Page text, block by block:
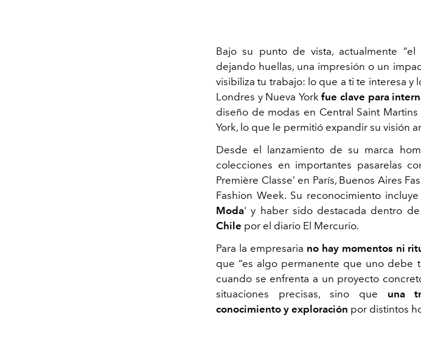
Bajo su punto de vista, actualmente
dejando huellas, una impresión o un
visibiliza tu trabajo: lo que a ti te interesa y
Londres y Nueva Yorkfue clave para
diseño de modas en Central Saint
York, lo que le permitió expandir su visión
Desde el lanzamiento de su marca
colecciones en importantes pasarelas
Première Classe’ en París, Buenos Aires
Fashion Week. Su reconocimiento
Moda' y haber sido destacada dentro
Chile por el diario El Mercurio.
Para la empresaria no hay momentos ni
que “es algo permanente que uno debe
cuando se enfrenta a un proyecto
situaciones precisas, sino que una
conocimiento y exploración por distintos